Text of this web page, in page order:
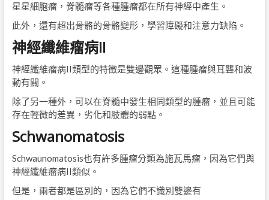
星星細胞瘤，脊髓瘤等各種腫瘤都在所有神經中產生。
此外，還有超出骨骼的骨骼變形，學習障礙和注意力缺陷。
神經纖維瘤病II
神經纖維瘤病II類型的特徵是雙邊觀眾。這種腫瘤與耳聾和波
動有關。
除了另一種外，可以在脊髓中發生相同類型的腫瘤，並且可能
存在輕微的差異，劣化和肢體的弱點。
Schwanomatosis
Schwaunomatosis也有許多腫瘤分類為施瓦馬瘤，因為它們與
神經纖維瘤病II類似。
但是，兩者都是區別的，因為它們不識別雙邊有